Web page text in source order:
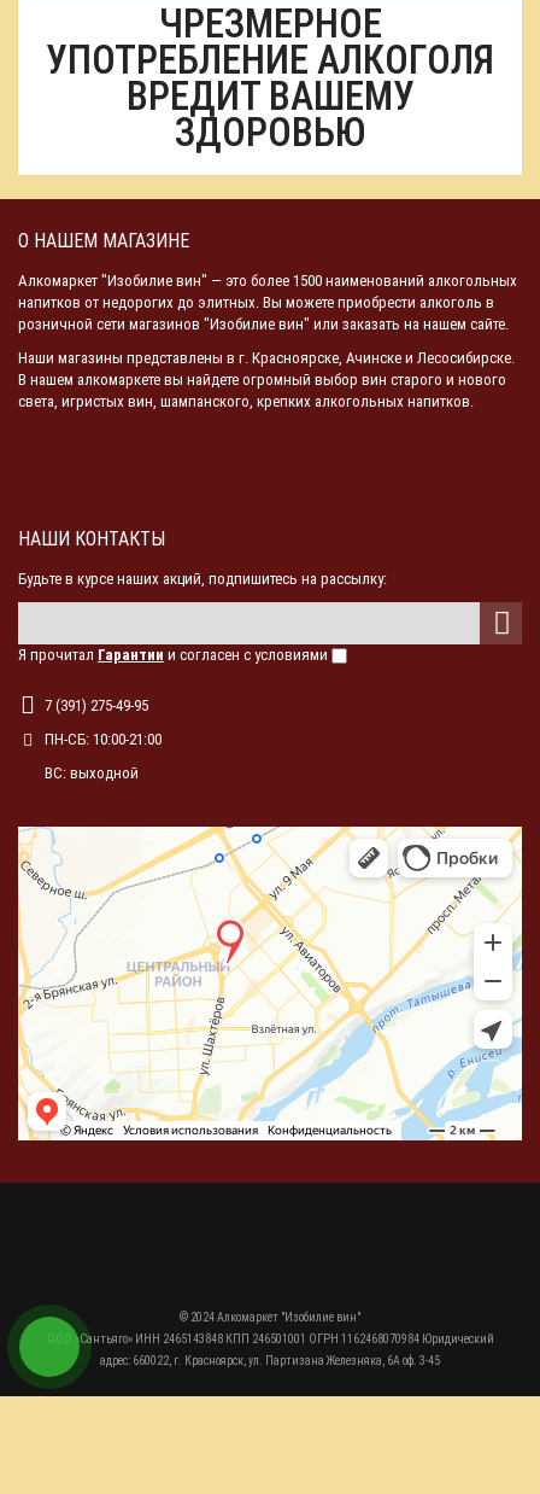
ЧРЕЗМЕРНОЕ
УПОТРЕБЛЕНИЕ АЛКОГОЛЯ
ВРЕДИТ ВАШЕМУ
ЗДОРОВЬЮ
О НАШЕМ МАГАЗИНЕ
Алкомаркет "Изобилие вин" — это более 1500 наименований алкогольных
напитков от недорогих до элитных. Вы можете приобрести алкоголь в
розничной сети магазинов "Изобилие вин" или заказать на нашем сайте.
Наши магазины представлены в г. Красноярске, Ачинске и Лесосибирске.
В нашем алкомаркете вы найдете огромный выбор вин старого и нового
света, игристых вин, шампанского, крепких алкогольных напитков.
НАШИ КОНТАКТЫ
Будьте в курсе наших акций, подпишитесь на рассылку:
Я прочитал Гарантии и согласен с условиями
7 (391) 275-49-95
ПН-СБ: 10:00-21:00
ВС: выходной
© 2024 Алкомаркет "Изобилие вин"
ООО «Сантьяго» ИНН 2465143848 КПП 246501001 ОГРН 1162468070984 Юридический
адрес: 660022, г. Красноярск, ул. Партизана Железняка, 6А оф. 3-45